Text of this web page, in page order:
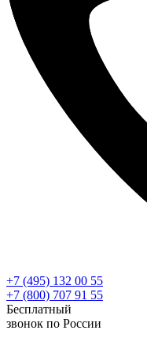
+7 (495) 132 00 55
+7 (800) 707 91 55
Бесплатный
звонок по России